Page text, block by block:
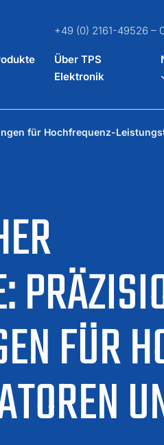
+49 (0) 2161-49526 –
Über TPS
Elektronik
FÜR
für Hochfrequenz-